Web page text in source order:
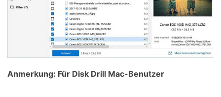
Anmerkung: Für Disk Drill Mac-Benutzer